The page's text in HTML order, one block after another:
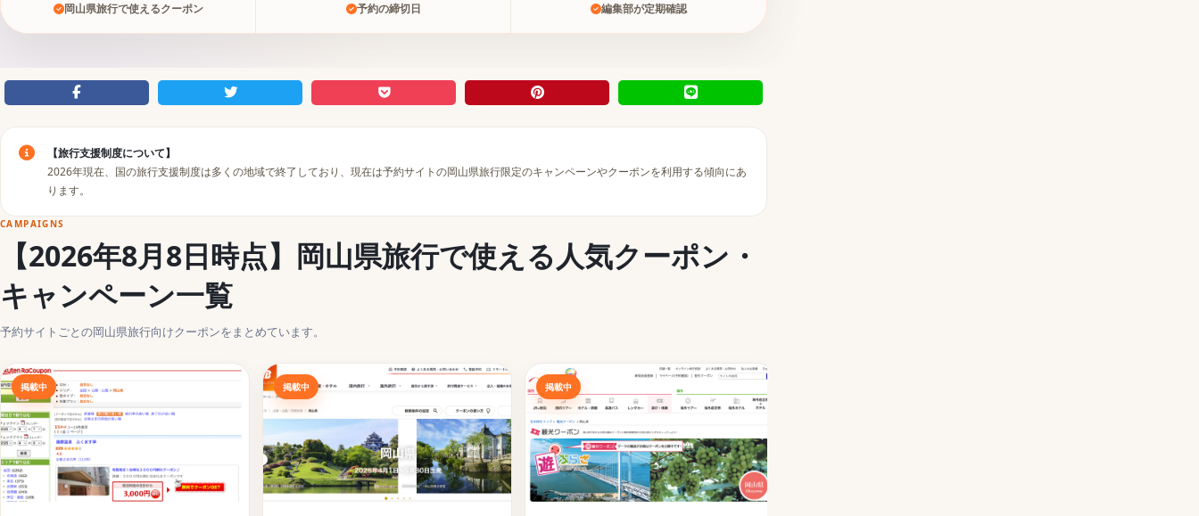
岡山県旅行で使えるクーポン 予約の締切日 編集部が定期確認
【旅行支援制度について】
2026年現在、国の旅行支援制度は多くの地域で終了しており、現在は予約サイトの岡山県旅行限定のキャンペーンやクーポンを利用する傾向にあ
ります。
CAMPAIGNS
【2026年8月8日時点】岡山県旅行で使える人気クーポン・
キャンペーン一覧
予約サイトごとの岡山県旅行向けクーポンをまとめています。
掲載中 掲載中 掲載中